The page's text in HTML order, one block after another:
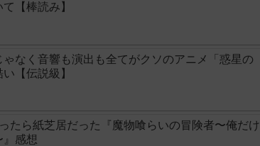
【棒読み】
なく音響も演出も全てがクソのアニメ「惑星の
【伝説級】
たら紙芝居だった『魔物喰らいの冒険者〜俺だけ
感想